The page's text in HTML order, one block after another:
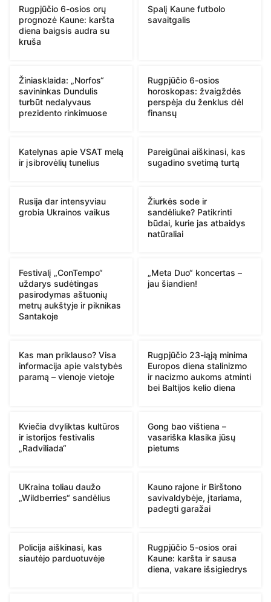
Rugpjūčio 6-osios orų
prognozė Kaune: karšta
diena baigsis audra su
kruša
Spalį Kaune futbolo
savaitgalis
Žiniasklaida: „Norfos“
savininkas Dundulis
turbūt nedalyvaus
prezidento rinkimuose
Rugpjūčio 6-osios
horoskopas: žvaigždės
perspėja du ženklus dėl
finansų
Katelynas apie VSAT melą
ir įsibrovėlių tunelius
Pareigūnai aiškinasi, kas
sugadino svetimą turtą
Rusija dar intensyviau
grobia Ukrainos vaikus
Žiurkės sode ir
sandėliuke? Patikrinti
būdai, kurie jas atbaidys
natūraliai
Festivalį „ConTempo“
uždarys sudėtingas
pasirodymas aštuonių
metrų aukštyje ir piknikas
Santakoje
„Meta Duo“ koncertas –
jau šiandien!
Kas man priklauso? Visa
informacija apie valstybės
paramą – vienoje vietoje
Rugpjūčio 23-iąją minima
Europos diena stalinizmo
ir nacizmo aukoms atminti
bei Baltijos kelio diena
Kviečia dvyliktas kultūros
ir istorijos festivalis
„Radviliada“
Gong bao vištiena –
vasariška klasika jūsų
pietums
UKraina toliau daužo
„Wildberries“ sandėlius
Kauno rajone ir Birštono
savivaldybėje, įtariama,
padegti garažai
Policija aiškinasi, kas
siautėjo parduotuvėje
Rugpjūčio 5-osios orai
Kaune: karšta ir sausa
diena, vakare išsigiedrys